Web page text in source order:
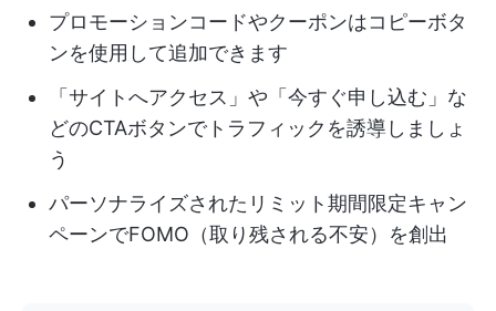
プロモーションコードやクーポンはコピーボタ
ンを使用して追加できます
「サイトへアクセス」や「今すぐ申し込む」な
どのCTAボタンでトラフィックを誘導しましょ
う
パーソナライズされたリミット期間限定キャン
ペーンでFOMO（取り残される不安）を創出